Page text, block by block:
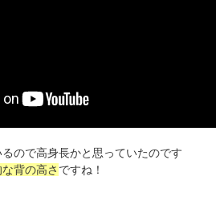
ので高身長かと思っていたのです
背の高さ ですね！